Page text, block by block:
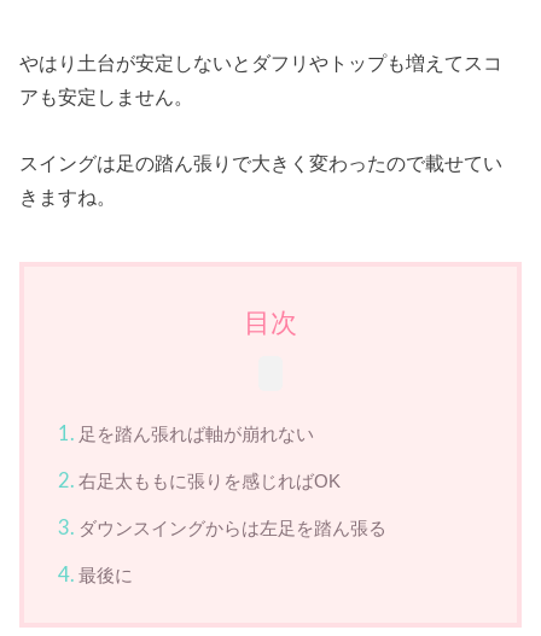
やはり土台が安定しないとダフリやトップも増えてスコ
アも安定しません。
スイングは足の踏ん張りで大きく変わったので載せてい
きますね。
目次
足を踏ん張れば軸が崩れない
右足太ももに張りを感じればOK
ダウンスイングからは左足を踏ん張る
最後に